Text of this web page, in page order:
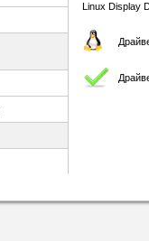
Linux Display